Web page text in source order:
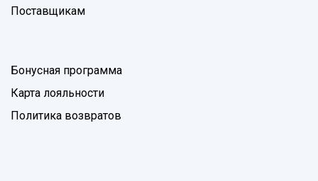
Поставщикам
Бонусная программа
Карта лояльности
Политика возвратов